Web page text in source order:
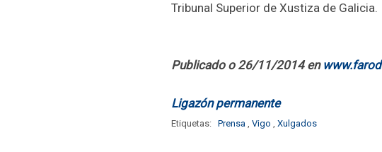
Tribunal Superior de Xustiza de Galicia.
Publicado o 26/11/2014 en
Ligazón permanente
Etiquetas: Prensa , Vigo , Xulgados